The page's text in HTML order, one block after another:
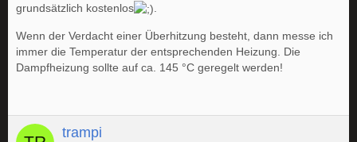
grundsätzlich kostenlos
Wenn der Verdacht einer Überhitzung besteht, dann messe ich
immer die Temperatur der entsprechenden Heizung. Die
Dampfheizung sollte auf ca. 145 °C geregelt werden!
trampi